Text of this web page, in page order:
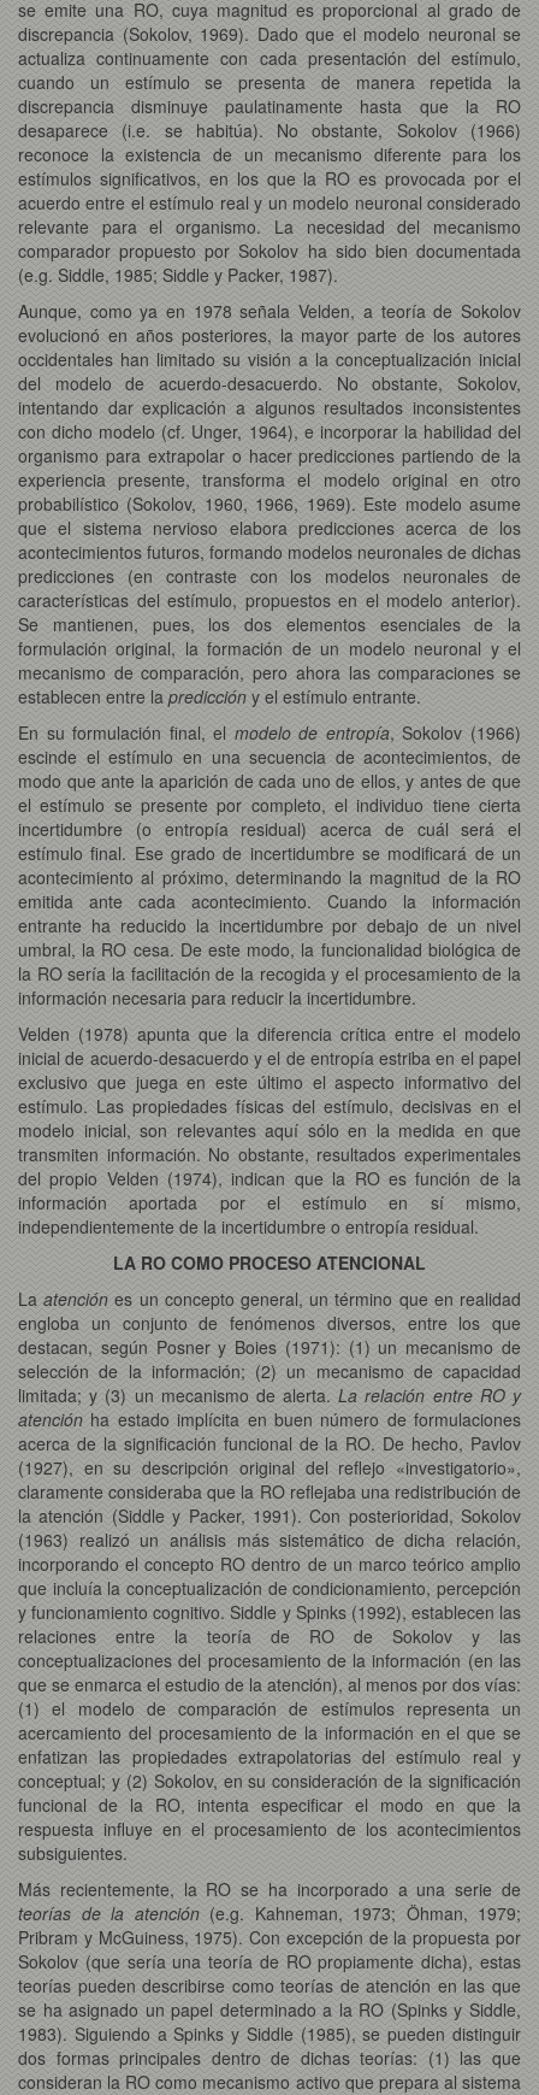
se emite una RO, cuya magnitud es proporcional al grado de
discrepancia (Sokolov, 1969). Dado que el modelo neuronal se
actualiza continuamente con cada presentación del estímulo,
cuando un estímulo se presenta de manera repetida la
discrepancia disminuye paulatinamente hasta que la RO
desaparece (i.e. se habitúa). No obstante, Sokolov (1966)
reconoce la existencia de un mecanismo diferente para los
estímulos significativos, en los que la RO es provocada por el
acuerdo entre el estímulo real y un modelo neuronal considerado
relevante para el organismo. La necesidad del mecanismo
comparador propuesto por Sokolov ha sido bien documentada
(e.g. Siddle, 1985; Siddle y Packer, 1987).
Aunque, como ya en 1978 señala Velden, a teoría de Sokolov
evolucionó en años posteriores, la mayor parte de los autores
occidentales han limitado su visión a la conceptualización inicial
del modelo de acuerdo-desacuerdo. No obstante, Sokolov,
intentando dar explicación a algunos resultados inconsistentes
con dicho modelo (cf. Unger, 1964), e incorporar la habilidad del
organismo para extrapolar o hacer predicciones partiendo de la
experiencia presente, transforma el modelo original en otro
probabilístico (Sokolov, 1960, 1966, 1969). Este modelo asume
que el sistema nervioso elabora predicciones acerca de los
acontecimientos futuros, formando modelos neuronales de dichas
predicciones (en contraste con los modelos neuronales de
características del estímulo, propuestos en el modelo anterior).
Se mantienen, pues, los dos elementos esenciales de la
formulación original, la formación de un modelo neuronal y el
mecanismo de comparación, pero ahora las comparaciones se
establecen entre la predicción y el estímulo entrante.
En su formulación final, el modelo de entropía, Sokolov (1966)
escinde el estímulo en una secuencia de acontecimientos, de
modo que ante la aparición de cada uno de ellos, y antes de que
el estímulo se presente por completo, el individuo tiene cierta
incertidumbre (o entropía residual) acerca de cuál será el
estímulo final. Ese grado de incertidumbre se modificará de un
acontecimiento al próximo, determinando la magnitud de la RO
emitida ante cada acontecimiento. Cuando la información
entrante ha reducido la incertidumbre por debajo de un nivel
umbral, la RO cesa. De este modo, la funcionalidad biológica de
la RO sería la facilitación de la recogida y el procesamiento de la
información necesaria para reducir la incertidumbre.
Velden (1978) apunta que la diferencia crítica entre el modelo
inicial de acuerdo-desacuerdo y el de entropía estriba en el papel
exclusivo que juega en este último el aspecto informativo del
estímulo. Las propiedades físicas del estímulo, decisivas en el
modelo inicial, son relevantes aquí sólo en la medida en que
transmiten información. No obstante, resultados experimentales
del propio Velden (1974), indican que la RO es función de la
información aportada por el estímulo en sí mismo,
independientemente de la incertidumbre o entropía residual.
LA RO COMO PROCESO ATENCIONAL
Laatención es un concepto general, un término que en realidad
engloba un conjunto de fenómenos diversos, entre los que
destacan, según Posner y Boies (1971): (1) un mecanismo de
selección de la información; (2) un mecanismo de capacidad
limitada; y (3) un mecanismo de alerta.La relación entre RO y
atención ha estado implícita en buen número de formulaciones
acerca de la significación funcional de la RO. De hecho, Pavlov
(1927), en su descripción original del reflejo «investigatorio»,
claramente consideraba que la RO reflejaba una redistribución de
la atención (Siddle y Packer, 1991). Con posterioridad, Sokolov
(1963) realizó un análisis más sistemático de dicha relación,
incorporando el concepto RO dentro de un marco teórico amplio
que incluía la conceptualización de condicionamiento, percepción
y funcionamiento cognitivo. Siddle y Spinks (1992), establecen las
relaciones entre la teoría de RO de Sokolov y las
conceptualizaciones del procesamiento de la información (en las
que se enmarca el estudio de la atención), al menos por dos vías:
(1) el modelo de comparación de estímulos representa un
acercamiento del procesamiento de la información en el que se
enfatizan las propiedades extrapolatorias del estímulo real y
conceptual; y (2) Sokolov, en su consideración de la significación
funcional de la RO, intenta especificar el modo en que la
respuesta influye en el procesamiento de los acontecimientos
subsiguientes.
Más recientemente, la RO se ha incorporado a una serie de
teorías de la atención (e.g. Kahneman, 1973; Öhman, 1979;
Pribram y McGuiness, 1975). Con excepción de la propuesta por
Sokolov (que sería una teoría de RO propiamente dicha), estas
teorías pueden describirse como teorías de atención en las que
se ha asignado un papel determinado a la RO (Spinks y Siddle,
1983). Siguiendo a Spinks y Siddle (1985), se pueden distinguir
dos formas principales dentro de dichas teorías: (1) las que
consideran la RO como mecanismo activo que prepara al sistema